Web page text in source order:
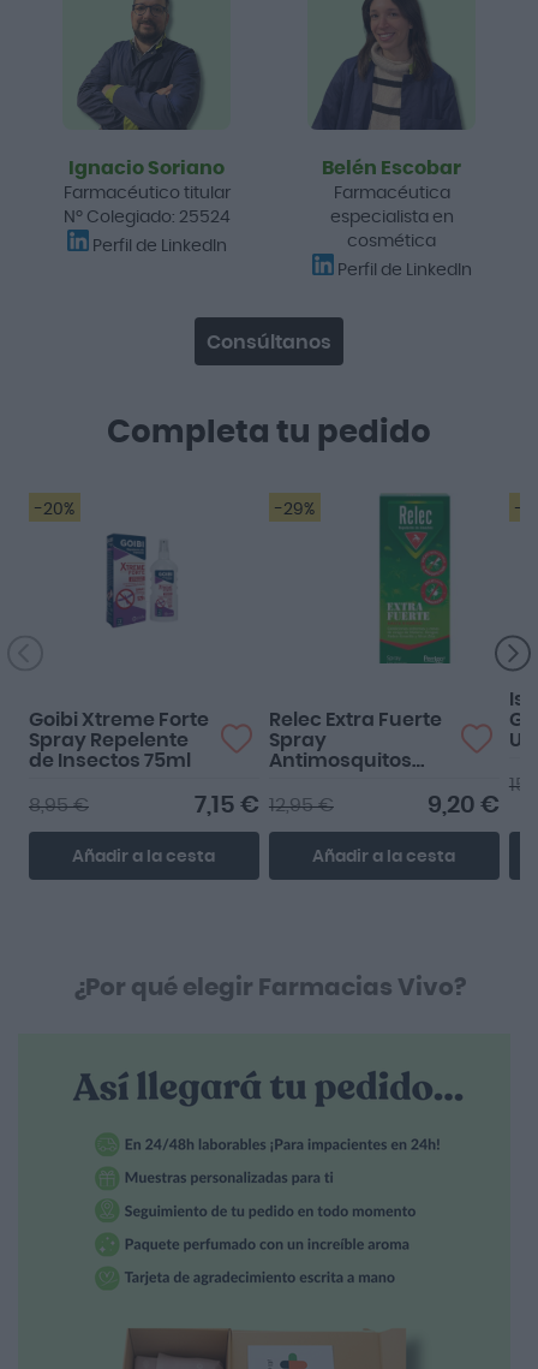
Completa tu pedido
-20%
Funciona perfecto!
Goibi Xtreme Forte
Spray Repelente
de Insectos 75ml
7,15 €
8,95 €
Añadir a la cesta
-29%
Muy bien
Relec Extra Fuerte
Spray
Antimosquitos
9,20 €
12,95 €
Añadir a la cesta
-
Ignacio Soriano
Farmacéutico titular
Nº Colegiado: 25524
Perfil de LinkedIn
Belén Escobar
Farmacéutica
especialista en
cosmética
Perfil de LinkedIn
Consúltanos
¿Por qué elegir Farmacias Vivo?